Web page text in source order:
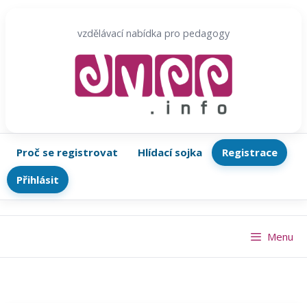
vzdělávací nabídka pro pedagogy
Proč se registrovat Hlídací sojka
Registrace
Přihlásit
Menu